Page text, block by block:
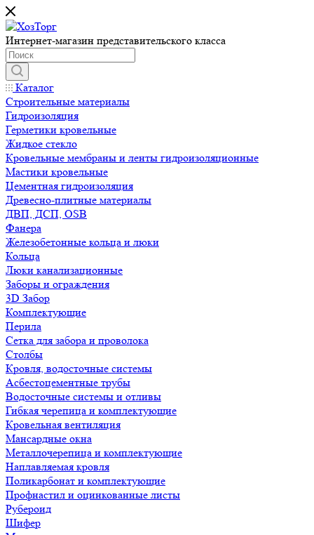
Интернет-магазин представительского класса
Каталог
Строительные материалы
Гидроизоляция
Герметики кровельные
Жидкое стекло
Кровельные мембраны и ленты гидроизоляционные
Мастики кровельные
Цементная гидроизоляция
Древесно-плитные материалы
ДВП, ДСП, OSB
Фанера
Железобетонные кольца и люки
Кольца
Люки канализационные
Заборы и ограждения
3D Забор
Комплектующие
Перила
Сетка для забора и проволока
Столбы
Кровля, водосточные системы
Асбестоцементные трубы
Водосточные системы и отливы
Гибкая черепица и комплектующие
Кровельная вентиляция
Мансардные окна
Металлочерепица и комплектующие
Наплавляемая кровля
Поликарбонат и комплектующие
Профнастил и оцинкованные листы
Рубероид
Шифер